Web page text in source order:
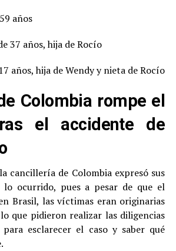
años
37 años, hija de Rocío
años, hija de Wendy y nieta de Rocío
Colombia rompe el
el accidente de
cancillería de Colombia expresó sus
lo ocurrido, pues a pesar de que el
Brasil, las víctimas eran originarias
que pidieron realizar las diligencias
para esclarecer el caso y saber qué